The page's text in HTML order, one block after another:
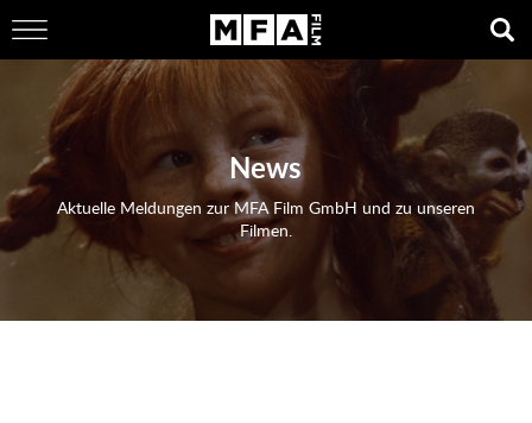
News
Aktuelle Meldungen zur MFA Film GmbH und zu unseren
Filmen.